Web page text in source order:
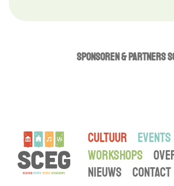
SPONSOREN & PARTNERS
CULTUUR EVENTS
WORKSHOPS
NIEUWS
CONTACT